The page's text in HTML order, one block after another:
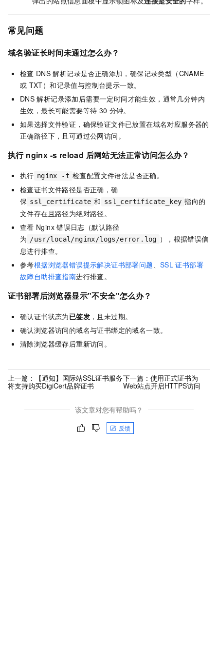
常见问题
域名验证长时间未通过怎么办？
检查 DNS 解析记录是否正确添加，确保记录类型（CNAME
或 TXT）和记录值与控制台提示一致。
DNS 解析记录添加后需要一定时间才能生效，通常几分钟内
生效，最长可能需要等待 30 分钟。
如果选择文件验证，确保验证文件已放置在域名对应服务器的
正确路径下，且可通过公网访问。
执行 nginx -s reload 后网站无法正常访问怎么办？
执行 nginx -t 检查配置文件语法是否正确。
检查证书文件路径是否正确，确
保 ssl_certificate 和 ssl_certificate_key 指向的
文件存在且路径为绝对路径。
查看 Nginx 错误日志（默认路径
为 /usr/local/nginx/logs/error.log ），根据错误信
息进行排查。
参考根据浏览器错误提示解决证书部署问题、SSL 证书部署
故障自助排查指南进行排查。
证书部署后浏览器显示"不安全"怎么办？
确认证书状态为已签发 ，且未过期。
确认浏览器访问的域名与证书绑定的域名一致。
清除浏览器缓存后重新访问。
上一篇：
【通知】国际站SSL证书服务
将支持购买DigiCert品牌证书
下一篇： 使用正式证书为
Web站点开启HTTPS访问
该文章对您有帮助吗？
反馈